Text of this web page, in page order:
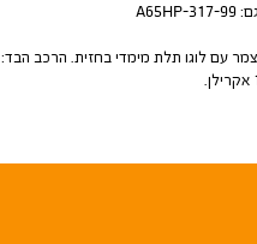
A65HP-317-99
עם לוגו תלת מימדי בחזית. הרכב הבד: